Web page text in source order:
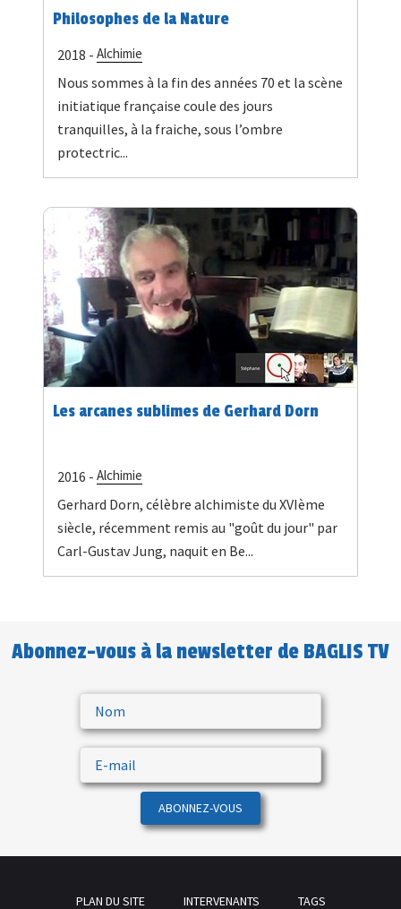
Philosophes de la Nature
2018 - Alchimie
Nous sommes à la fin des années 70 et la scène
initiatique française coule des jours
tranquilles, à la fraiche, sous l’ombre
protectric...
Les arcanes sublimes de Gerhard Dorn
2016 - Alchimie
Gerhard Dorn, célèbre alchimiste du XVIème
siècle, récemment remis au "goût du jour" par
Carl-Gustav Jung, naquit en Be...
Abonnez-vous à la newsletter de BAGLIS TV
ABONNEZ-VOUS
PLAN DU SITE INTERVENANTS TAGS